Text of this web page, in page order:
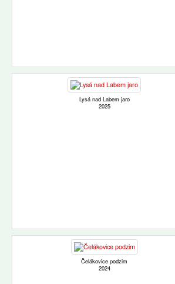
Lysá nad Labem jaro
2025
Čelákovice podzim
2024